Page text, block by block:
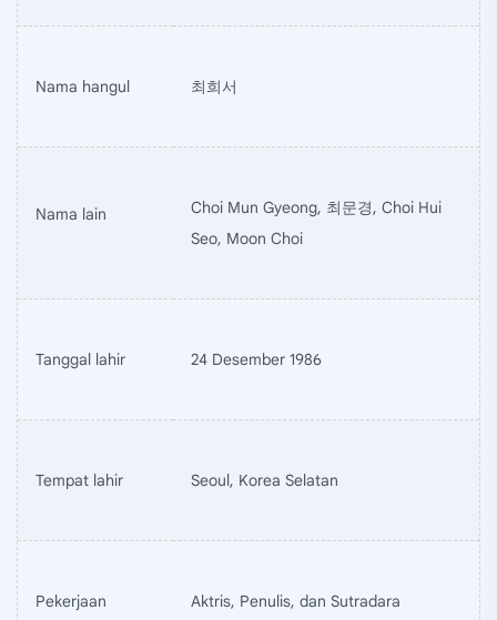
Nama hangul 최희서
Nama lain
Choi Mun Gyeong, 최문경, Choi Hui
Seo, Moon Choi
Tanggal lahir 24 Desember 1986
Tempat lahir Seoul, Korea Selatan
Pekerjaan Aktris, Penulis, dan Sutradara